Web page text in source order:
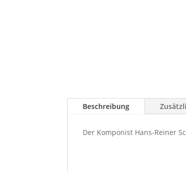
Beschreibung
Der Komponist Hans-Reiner